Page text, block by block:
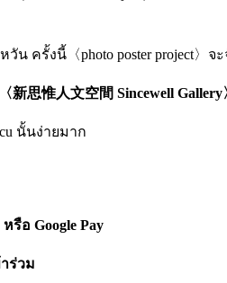
น ครั้งนี้〈photo poster project〉
〈新思惟人文空間 Sincewell Gallery
นั้นง่ายมาก
รือ Google Pay
ร่วม